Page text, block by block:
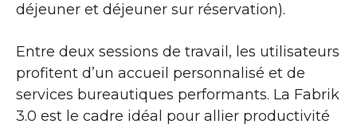
déjeuner et déjeuner sur réservation).
Entre deux sessions de travail, les utilisateurs
profitent d’un accueil personnalisé et de
services bureautiques performants. La Fabrik
3.0 est le cadre idéal pour allier productivité